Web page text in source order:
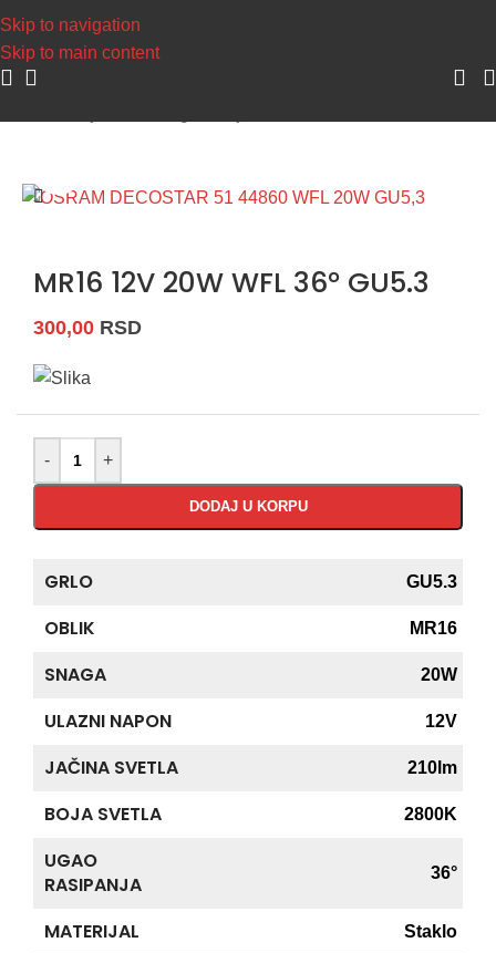
Skip to navigation
Skip to main content
MR16 12V 20W WFL 36° GU5.3
300,00 RSD
- +
DODAJ U KORPU
GRLO GU5.3
OBLIK MR16
SNAGA 20W
ULAZNI NAPON 12V
JAČINA SVETLA 210lm
BOJA SVETLA 2800K
UGAO
RASIPANJA
36°
MATERIJAL Staklo